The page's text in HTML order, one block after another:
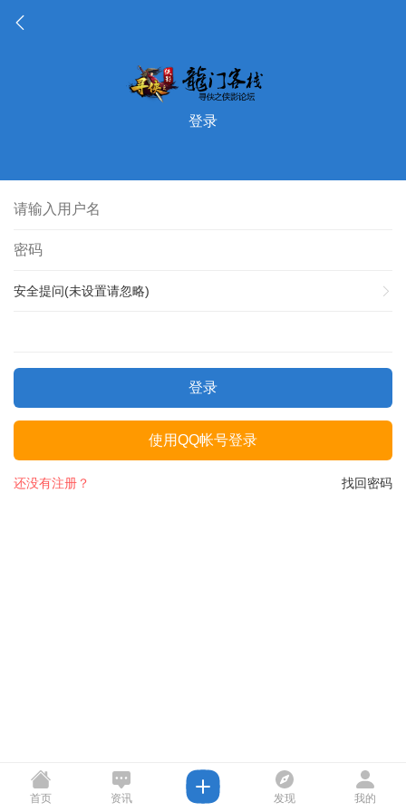
登录
安全提问(未设置请忽略)
登录
使用QQ帐号登录
找回密码
还没有注册？
首页 资讯 发现 我的